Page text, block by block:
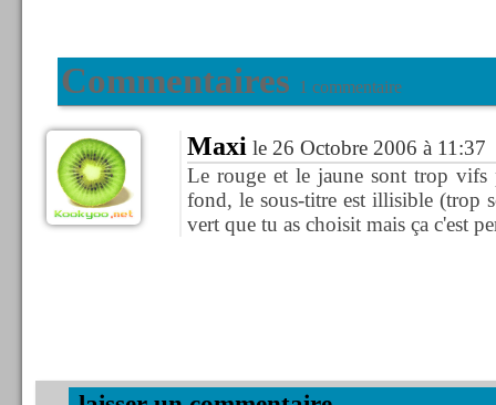
Commentaires 1 commentaire
Maxi le 26 Octobre 2006 à 11:37
Le rouge et le jaune sont trop vifs
fond, le sous-titre est illisible (trop
vert que tu as choisit mais ça c'est